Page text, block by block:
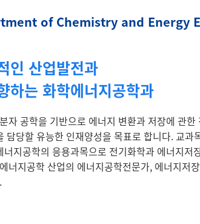
of Chemistry and Energy
인 산업발전과
하는 화학에너지공학과
자 공학을 기반으로 에너지 변환과 저장에 관
담당할 유능한 인재양성을 목표로 합니다. 교
지공학의 응용과목으로 전기화학과 에너지
너지공학 산업의 에너지공학전문가, 에너지